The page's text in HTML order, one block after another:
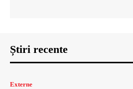
Știri recente
Externe